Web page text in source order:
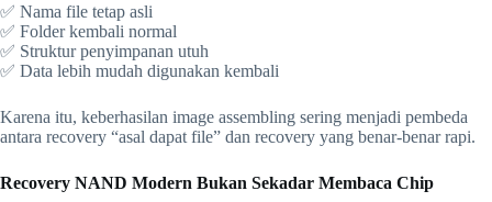
✅ Nama file tetap asli
✅ Folder kembali normal
✅ Struktur penyimpanan utuh
✅ Data lebih mudah digunakan kembali
Karena itu, keberhasilan image assembling sering menjadi pembeda
antara recovery “asal dapat file” dan recovery yang benar-benar rapi.
Recovery NAND Modern Bukan Sekadar Membaca Chip